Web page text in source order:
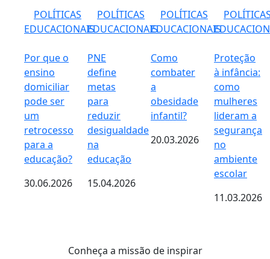
POLÍTICAS
EDUCACIONAIS
Por que o
ensino
domiciliar
pode ser
um
retrocesso
para a
educação?
30.06.2026
POLÍTICAS
EDUCACIONAIS
PNE
define
metas
para
reduzir
desigualdade
na
educação
15.04.2026
POLÍTICAS
EDUCACIONAIS
Como
combater
a
obesidade
infantil?
20.03.2026
Proteção
à infância:
como
mulheres
lideram a
segurança
no
ambiente
escolar
11.03.2026
Conheça a missão de inspirar